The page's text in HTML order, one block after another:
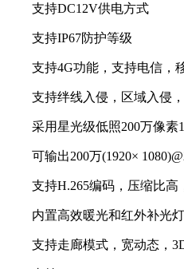
支持DC12V供电方式
支持IP67防护等级
支持4G功能，支持电信，
支持绊线入侵，区域入侵，
采用星光级低照200万像素1/
可输出200万(1920×
支持H.265编码，压缩比高
内置高效暖光和红外补光灯
支持走廊模式，宽动态，3D